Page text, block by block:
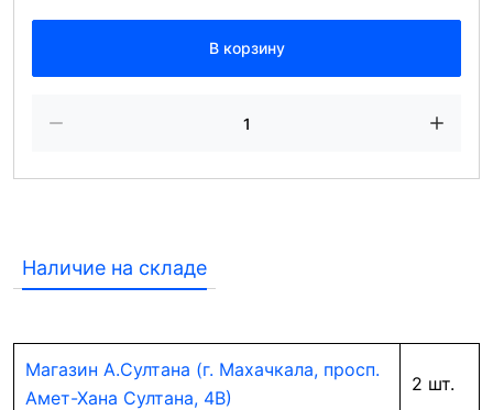
В корзину
Наличие на складе
Магазин А.Султана (г. Махачкала, просп.
Амет-Хана Султана, 4В)
2 шт.